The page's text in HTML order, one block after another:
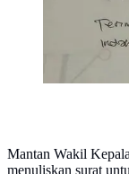
Mantan Wakil
menuliskan surat